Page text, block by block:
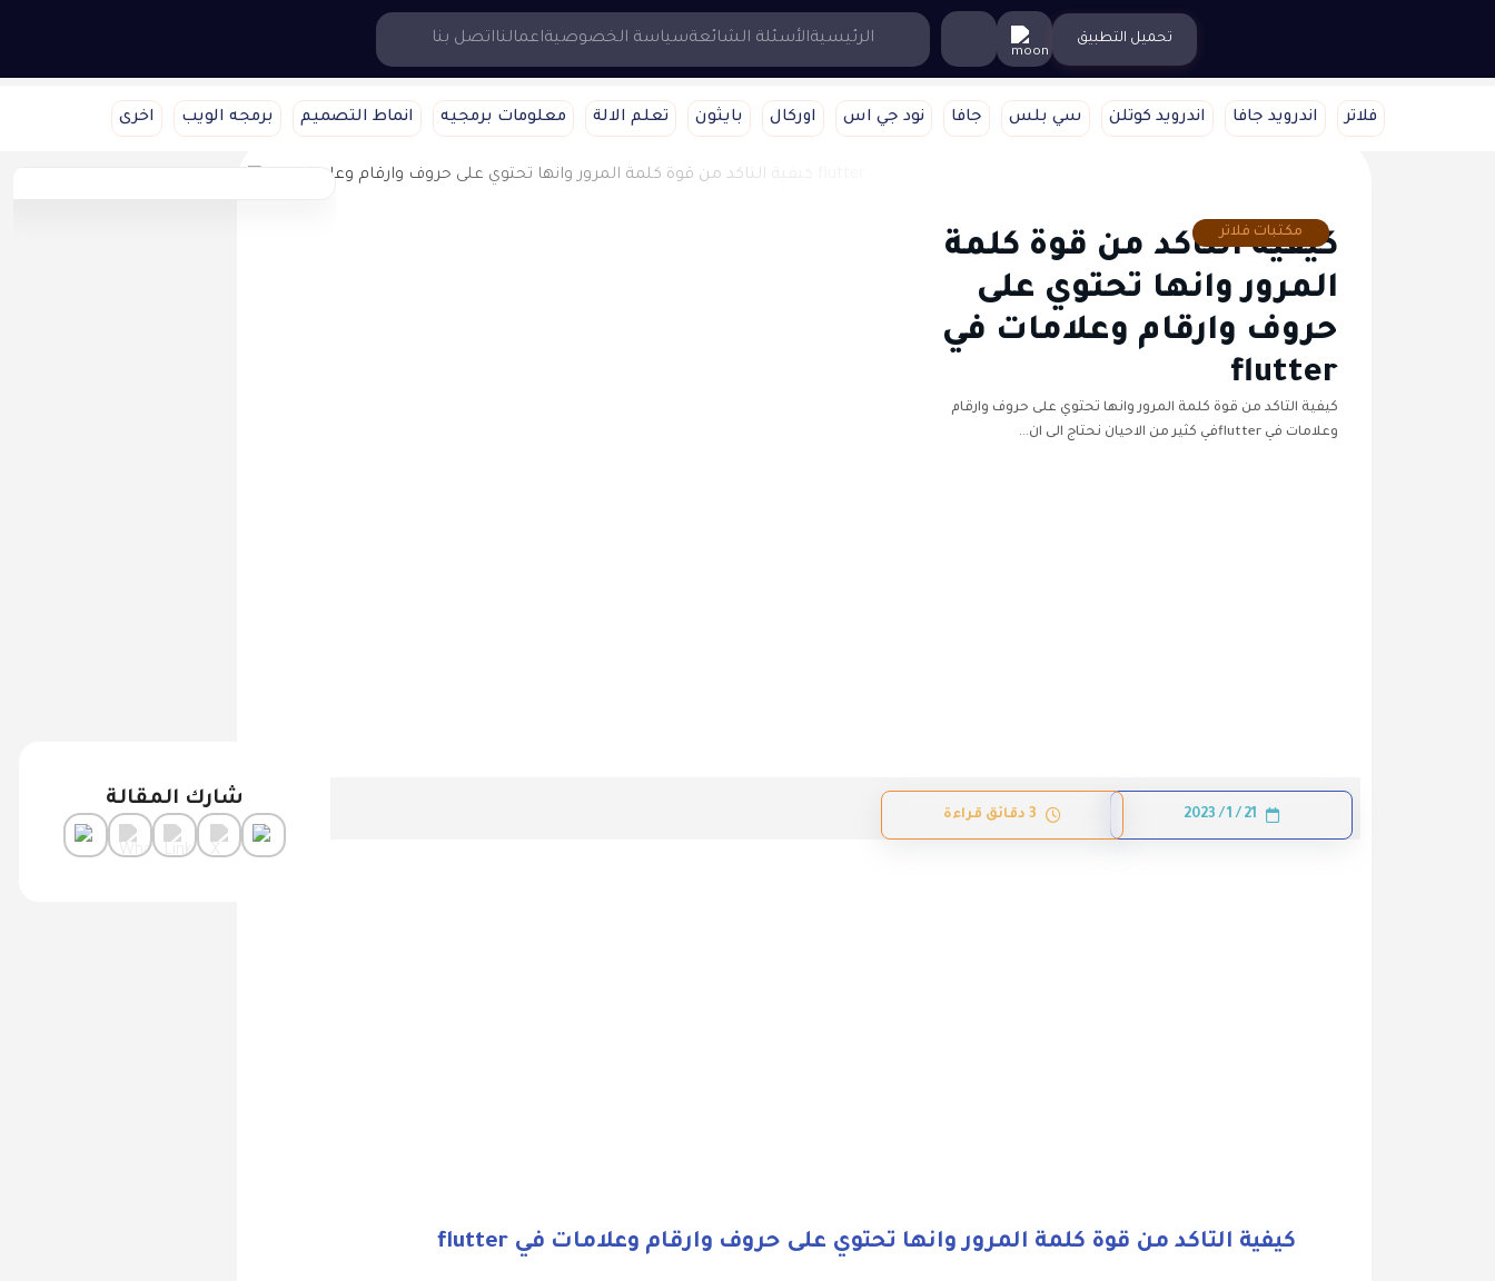
الرئيسيةالأسئلة الشائعةسياسة الخصوصيةاعمالنااتصل بنا تحميل التطبيق
فلاتر اندرويد جافا اندرويد كوتلن سي بلس جافا نود جي اس اوركال بايثون تعلم الالة معلومات برمجيه انماط التصميم برمجه الويب اخرى
شارك المقالة
مكتبات فلاتر
كيفية التاكد من قوة كلمة
المرور وانها تحتوي على
حروف وارقام وعلامات في
flutter
كيفية التاكد من قوة كلمة المرور وانها تحتوي على حروف وارقام
وعلامات في flutterفي كثير من الاحيان نحتاج الى ان…
21 / 1 / 2023 3 دقائق قراءة
كيفية التاكد من قوة كلمة المرور وانها تحتوي على حروف وارقام وعلامات في flutter